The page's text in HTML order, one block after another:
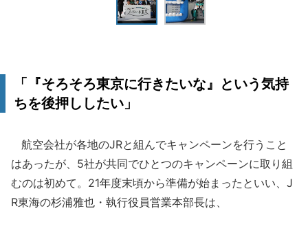
「『そろそろ東京に行きたいな』という気持
ちを後押ししたい」
航空会社が各地のJRと組んでキャンペーンを行うこと
はあったが、5社が共同でひとつのキャンペーンに取り組
むのは初めて。21年度末頃から準備が始まったといい、J
R東海の杉浦雅也・執行役員営業本部長は、